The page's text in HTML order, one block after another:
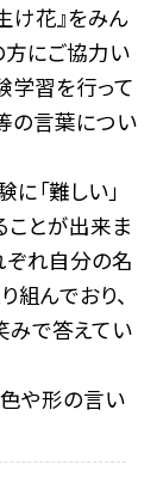
け花』をみん
方にご協力い
学習を行って
の言葉につい
「難しい」
ことが出来ま
ぞれ自分の名
んでおり、
みで答えてい
や形の言い